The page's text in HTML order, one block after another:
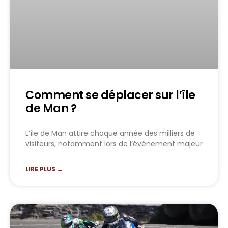
Comment se déplacer sur l’île
de Man ?
L’île de Man attire chaque année des milliers de
visiteurs, notamment lors de l’événement majeur
LIRE PLUS →